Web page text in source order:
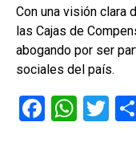
Con una visión clara
las Cajas de
abogando por ser
sociales del país.
F
W T